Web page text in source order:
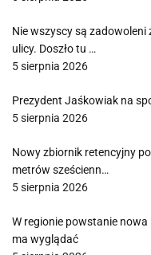
Nie wszyscy są
ulicy. Doszło tu …
5 sierpnia 2026
Prezydent Jaśkowiak na
5 sierpnia 2026
Nowy zbiornik retencyjny
metrów sześcienn…
5 sierpnia 2026
W regionie powstanie
ma wyglądać